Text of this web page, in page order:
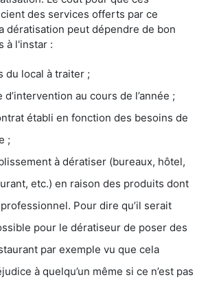
des services offerts par ce
dératisation peut dépendre de bon
à l'instar :
du local à traiter ;
au cours de l’année ;
établi en fonction des besoins de
;
à dératiser (bureaux, hôtel,
etc.) en raison des produits dont
Pour dire qu’il serait
pour le dératiseur de poser des
par exemple vu que cela
à quelqu’un même si ce n’est pas